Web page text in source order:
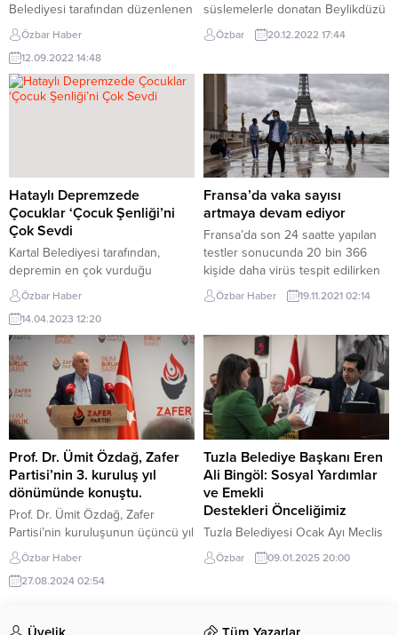
Belediyesi tarafından düzenlenen
10. Uluslararası 9 Eylül İzmir Yarı
Maratonu büyük heyecana sahne
oldu. Rekor katılımla üç bin kişinin
start aldığı yarışı erkeklerde
İstanbul BBSK’dan Sezgin Ataç,
Eylül İzmir Yarı...
Özbar Haber
12.09.2022 14:48
süslemelerle donatan Beylikdüzü
Belediyesi, bu yıl yeni yıl
coşkusunu Yaşam Vadisi’ne taşıdı.
hazırlanan Yılbaşı Sokağı’na tüm
ilçe halkını davet eden
Beylikdüzü Belediye Başkanı
Mehmet Murat Çalık, “Yeni yıla,
yeni umutlarla gireceğiz. Yeni yılın
tüm...
Özbar 20.12.2022 17:44
Hataylı Depremzede
Çocuklar ‘Çocuk Şenliği’ni
Çok Sevdi
Kartal Belediyesi tarafından,
depremin en çok vurduğu
illerden biri olan
Hatay’da,depremzede çocuklara
ve ailelerine bir nebze olsun
moral verebilmek için düzenlenen
çocukşenlikleri tüm coşkusuyla
devam ediyor. Oyun ve eğlence
atölyeleriyle miniklerin mutlu
anlaryaşadığı etkinliklere, ünlü
sanatçı Derya Uluğ katılarak
Hataylılar ile bir araya geldi.
Etkinlikkapsamında Hatay’da
enkaz altında kalarak hayatını...
Özbar Haber
14.04.2023 12:20
Fransa’da vaka sayısı
artmaya devam ediyor
Fransa’da son 24 saatte yapılan
testler sonucunda 20 bin 366
kişide daha virüs tespit edilirken
57 kişi yaşamını yitirdi. Halk
Sağlığı Kurumunun açıkladığı
kişinin hayatını kaybetmesiyle
virüse bağlı can kaybı sayısı 118
bin 373’e çıktı. COVID-19
saptanan kişi sayısı 20 bin 366
artışla 7...
Özbar Haber 19.11.2021 02:14
Prof. Dr. Ümit Özdağ, Zafer
Partisi’nin 3. kuruluş yıl
dönümünde konuştu.
Prof. Dr. Ümit Özdağ, Zafer
Partisi’nin kuruluşunun üçüncü yıl
dönümünde yaptığı konuşmada,
partinin 26 Ağustos 2021’de
kurulduğunu ve bu süre zarfında
Özbar Haber
27.08.2024 02:54
Tuzla Belediye Başkanı Eren
Ali Bingöl: Sosyal Yardımlar
ve Emekli
Destekleri Önceliğimiz
Tuzla Belediyesi Ocak Ayı Meclis
Toplantısı’nda konuşan Belediye
Başkanı Eren Ali Bingöl,
Özbar 09.01.2025 20:00